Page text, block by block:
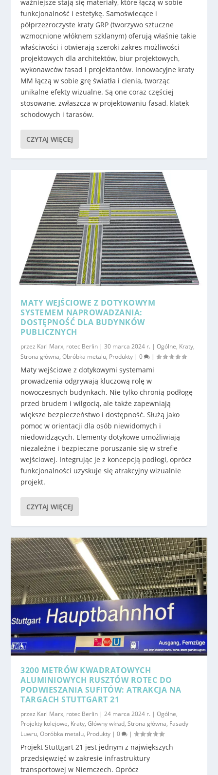
ważniejsze stają się materiały, które łączą w sobie
funkcjonalność i estetykę. Samoświecące i
półprzezroczyste kraty GRP (tworzywo sztuczne
wzmocnione włóknem szklanym) oferują właśnie takie
właściwości i otwierają szeroki zakres możliwości
projektowych dla architektów, biur projektowych,
wykonawców fasad i projektantów. Innowacyjne kraty
MM łączą w sobie grę światła i cienia, tworząc
unikalne efekty wizualne. Są one coraz częściej
stosowane, zwłaszcza w projektowaniu fasad, klatek
schodowych i tarasów.
CZYTAJ WIĘCEJ
MATY WEJŚCIOWE Z DOTYKOWYM
SYSTEMEM NAPROWADZANIA:
DOSTĘPNOŚĆ DLA BUDYNKÓW
PUBLICZNYCH
przez Karl Marx, rotec Berlin |30 marca 2024 r. |Ogólne, Kraty,
Strona główna,Obróbka metalu, Produkty |0 |
Maty wejściowe z dotykowymi systemami
prowadzenia odgrywają kluczową rolę w
nowoczesnych budynkach. Nie tylko chronią podłogę
przed brudem i wilgocią, ale także zapewniają
większe bezpieczeństwo i dostępność. Służą jako
pomoc w orientacji dla osób niewidomych i
niedowidzących. Elementy dotykowe umożliwiają
niezależne i bezpieczne poruszanie się w strefie
wejściowej. Integrując je z koncepcją podłogi, oprócz
funkcjonalności uzyskuje się atrakcyjny wizualnie
projekt.
CZYTAJ WIĘCEJ
3200 METRÓW KWADRATOWYCH
ALUMINIOWYCH RUSZTÓW ROTEC DO
PODWIESZANIA SUFITÓW: ATRAKCJA NA
TARGACH STUTTGART 21
przez Karl Marx, rotec Berlin |24 marca 2024 r. |Ogólne,
Projekty kolejowe, Kraty,Główny wkład,Strona główna, Fasady
Luwru,Obróbka metalu, Produkty |0 |
Projekt Stuttgart 21 jest jednym z największych
przedsięwzięć w zakresie infrastruktury
transportowej w Niemczech. Oprócz